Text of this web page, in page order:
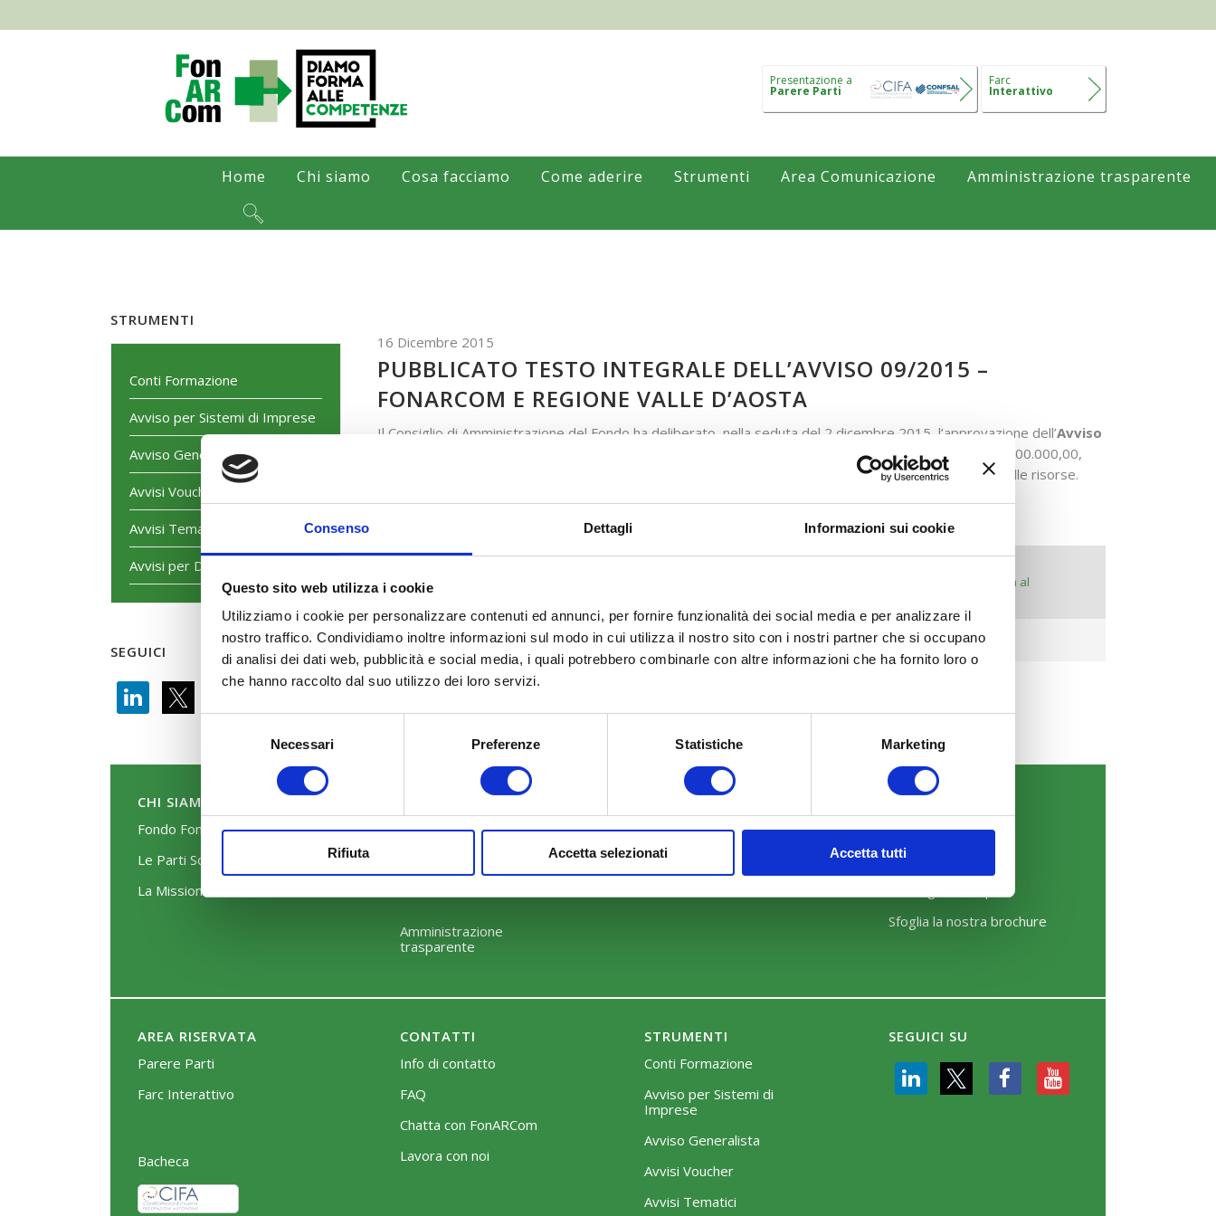
Consenso Dettagli Informazioni sui cookie
Questo sito web utilizza i cookie
Utilizziamo i cookie per personalizzare contenuti ed annunci, per fornire funzionalità dei social media e per analizzare il
nostro traffico. Condividiamo inoltre informazioni sul modo in cui utilizza il nostro sito con i nostri partner che si occupano
di analisi dei dati web, pubblicità e social media, i quali potrebbero combinarle con altre informazioni che ha fornito loro o
che hanno raccolto dal suo utilizzo dei loro servizi.
consenso
Necessari Preferenze Statistiche Marketing
Rifiuta Accetta selezionati Accetta tutti
Presentazione a
Parere Parti
Farc
Interattivo
Home Chi siamo Cosa facciamo Come aderire Strumenti Area Comunicazione Amministrazione trasparente
STRUMENTI
Conti Formazione
Avviso per Sistemi di Imprese
Avviso Generalista
Avvisi Voucher
Avvisi Tematici
Avvisi per Dirigenti
SEGUICI
16 Dicembre 2015
PUBBLICATO TESTO INTEGRALE DELL’AVVISO 09/2015 –
FONARCOM E REGIONE VALLE D’AOSTA
Il Consiglio di Amministrazione del Fondo ha deliberato, nella seduta del 2 dicembre 2015, l’approvazione dell’Avviso
, la cui dotazione economica complessiva è pari ad € 300.000,00,
per il finanziamento di attività di Formazione Continua con modalità a sportello, fino ad esaurimento delle risorse.
Programmate
(termini di invio telematico e consegna al
scadenza 29 gennaio 2016 29 febbraio 2016
CHI SIAMO
Fondo FonARCom
Le Parti Sociali
La Mission
COSA FACCIAMO
Perché scegliere FonARCom
Amministrazione
trasparente
COME ADERIRE
Modalità di adesione
Mobilità e Portabilità
COMUNICAZIONI
News
Eventi
Sfoglia la nostra brochure
AREA RISERVATA
Parere Parti
Farc Interattivo
Bacheca
CONTATTI
Info di contatto
FAQ
Chatta con FonARCom
Lavora con noi
STRUMENTI
Conti Formazione
Avviso per Sistemi di
Imprese
Avviso Generalista
Avvisi Voucher
Avvisi Tematici
SEGUICI SU